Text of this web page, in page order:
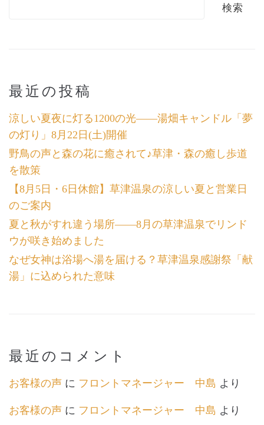
検索
最近の投稿
涼しい夏夜に灯る1200の光――湯畑キャンドル「夢
の灯り」8月22日(土)開催
野鳥の声と森の花に癒されて♪草津・森の癒し歩道
を散策
【8月5日・6日休館】草津温泉の涼しい夏と営業日
のご案内
夏と秋がすれ違う場所――8月の草津温泉でリンド
ウが咲き始めました
なぜ女神は浴場へ湯を届ける？草津温泉感謝祭「献
湯」に込められた意味
最近のコメント
お客様の声 に フロントマネージャー 中島 より
お客様の声 に フロントマネージャー 中島 より